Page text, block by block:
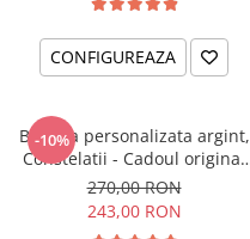
CONFIGUREAZA
-10%
Bratara personalizata argint,
Constelatii - Cadoul original
pentru sora sau prietena ta
270,00 RON
243,00 RON